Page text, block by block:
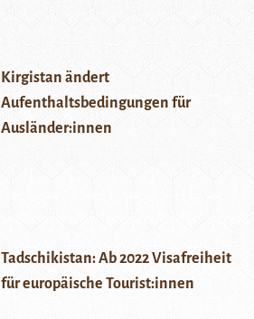
Kirgistan ändert
Aufenthaltsbedingungen für
Ausländer:innen
Tadschikistan: Ab 2022 Visafreiheit
für europäische Tourist:innen